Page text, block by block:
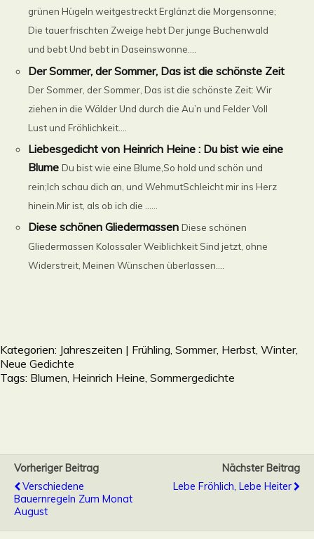
grünen Hügeln weitgestreckt Erglänzt die Morgensonne;
Die tauerfrischten Zweige hebt Der junge Buchenwald
und bebt Und bebt in Daseinswonne....
Der Sommer, der Sommer, Das ist die schönste Zeit
Der Sommer, der Sommer, Das ist die schönste Zeit: Wir
ziehen in die Wälder Und durch die Au’n und Felder Voll
Lust und Fröhlichkeit....
Liebesgedicht von Heinrich Heine : Du bist wie eine
Blume Du bist wie eine Blume,So hold und schön und
rein;Ich schau dich an, und WehmutSchleicht mir ins Herz
hinein.Mir ist, als ob ich die ......
Diese schönen Gliedermassen Diese schönen
Gliedermassen Kolossaler Weiblichkeit Sind jetzt, ohne
Widerstreit, Meinen Wünschen überlassen....
Kategorien: Jahreszeiten | Frühling, Sommer, Herbst, Winter,
Neue Gedichte
Tags: Blumen Heinrich Heine Sommergedichte
Vorheriger Beitrag
Verschiedene
Bauernregeln Zum Monat
August
Nächster Beitrag
Lebe Fröhlich, Lebe Heiter